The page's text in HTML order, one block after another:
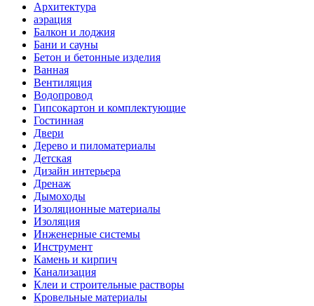
Архитектура
аэрация
Балкон и лоджия
Бани и сауны
Бетон и бетонные изделия
Ванная
Вентиляция
Водопровод
Гипсокартон и комплектующие
Гостинная
Двери
Дерево и пиломатериалы
Детская
Дизайн интерьера
Дренаж
Дымоходы
Изоляционные материалы
Изоляция
Инженерные системы
Инструмент
Камень и кирпич
Канализация
Клеи и строительные растворы
Кровельные материалы